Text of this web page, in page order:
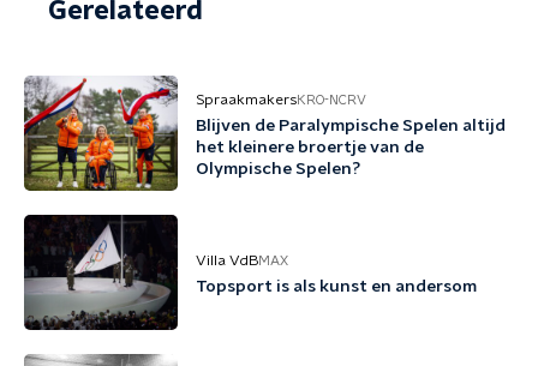
Gerelateerd
SpraakmakersKRO-NCRV
Blijven de Paralympische Spelen altijd
het kleinere broertje van de
Olympische Spelen?
Villa VdBMAX
Topsport is als kunst en andersom